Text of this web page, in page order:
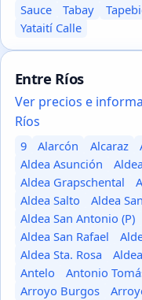
Sauce
Tabay
Yataití Calle
Entre Ríos
Ver precios e
Ríos
9 Alarcón Alcaraz
Aldea Asunción
Aldea Grapschental
Aldea Salto
Aldea
Aldea San Antonio (P)
Aldea San Rafael
Aldea Sta. Rosa
Antelo
Antonio
Arroyo Burgos